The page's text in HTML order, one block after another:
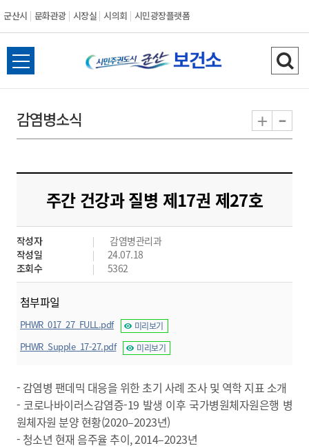
군산시 문화관광 시장실 시의회 시민광장플랫폼
군
산
전
체
뉴
열
검
색
기
감염병소식 + -
주간 건강과 질병 제17권 제27호
작성자
감염병관리과
작성일
24.07.18
조회수
5362
첨부파일
PHWR_017_27_FULL.pdf 미리보기
PHWR_Supple_17-27.pdf 미리보기
- 감염병 팬데믹 대응을 위한 초기 사례 조사 및 역학 지표 소개
- 코로나바이러스감염증-19 발생 이후 국가병원체자원은행 병
원체자원 분양 현황(2020–2023년)
- 청소년 현재 음주율 추이, 2014–2023년